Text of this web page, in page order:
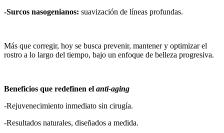
-Surcos nasogenianos: suavización de líneas profundas.
Más que corregir, hoy se busca prevenir, mantener y optimizar el
rostro a lo largo del tiempo, bajo un enfoque de belleza progresiva.
Beneficios que redefinen el anti-aging
-Rejuvenecimiento inmediato sin cirugía.
-Resultados naturales, diseñados a medida.